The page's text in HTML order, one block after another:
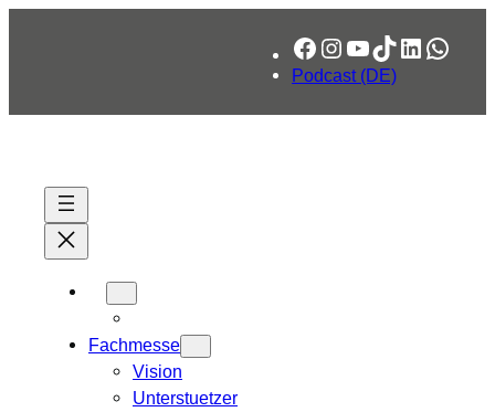
Facebook
Instagram
YouTube
TikTok
LinkedIn
Podcast (DE)
Fachmesse
Vision
Unterstuetzer